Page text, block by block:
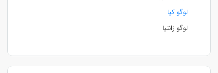
لوگو کیا
لوگو زانتیا